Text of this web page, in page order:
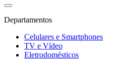
Departamentos
Celulares e Smartphones
TV e Vídeo
Eletrodomésticos